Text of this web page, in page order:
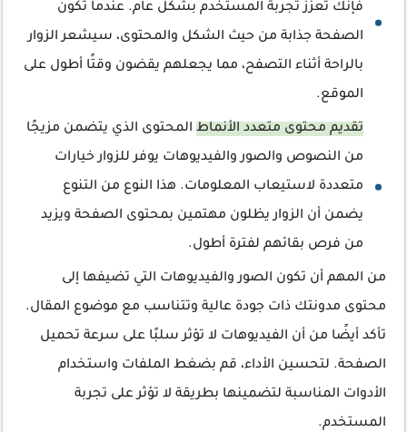
فإنك تعزز تجربة المستخدم بشكل عام. عندما تكون
الصفحة جذابة من حيث الشكل والمحتوى، سيشعر الزوار
بالراحة أثناء التصفح، مما يجعلهم يقضون وقتًا أطول على
الموقع.
تقديم محتوى متعدد الأنماط المحتوى الذي يتضمن مزيجًا
من النصوص والصور والفيديوهات يوفر للزوار خيارات
متعددة لاستيعاب المعلومات. هذا النوع من التنوع
يضمن أن الزوار يظلون مهتمين بمحتوى الصفحة ويزيد
من فرص بقائهم لفترة أطول.
من المهم أن تكون الصور والفيديوهات التي تضيفها إلى
محتوى مدونتك ذات جودة عالية وتتناسب مع موضوع المقال.
تأكد أيضًا من أن الفيديوهات لا تؤثر سلبًا على سرعة تحميل
الصفحة. لتحسين الأداء، قم بضغط الملفات واستخدام
الأدوات المناسبة لتضمينها بطريقة لا تؤثر على تجربة
المستخدم.